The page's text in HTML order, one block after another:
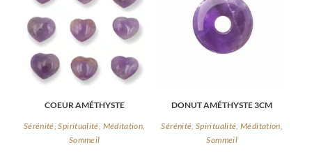
COEUR AMÉTHYSTE
Sérénité, Spiritualité, Méditation,
Sommeil
DONUT AMÉTHYSTE 3CM
Sérénité, Spiritualité, Méditation,
Sommeil